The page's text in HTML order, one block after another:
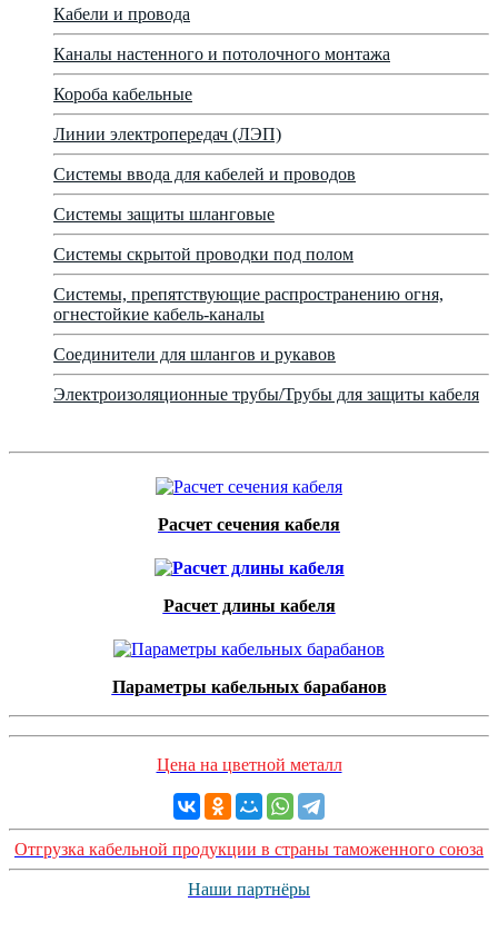
Кабели и провода
Каналы настенного и потолочного монтажа
Короба кабельные
Линии электропередач (ЛЭП)
Системы ввода для кабелей и проводов
Системы защиты шланговые
Системы скрытой проводки под полом
Системы, препятствующие распространению огня,
огнестойкие кабель-каналы
Соединители для шлангов и рукавов
Электроизоляционные трубы/Трубы для защиты кабеля
Расчет сечения кабеля
Расчет длины кабеля
Параметры кабельных барабанов
Цена на цветной металл
Отгрузка кабельной продукции в страны таможенного союза
Наши партнёры